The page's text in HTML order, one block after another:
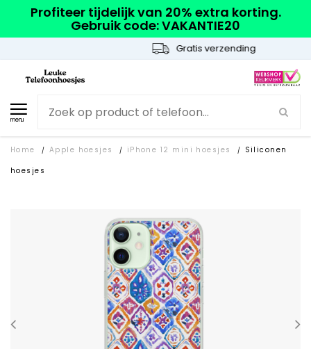
Profiteer tijdelijk van 20% extra korting.
Gebruik code: VAKANTIE20
Gratis verzending
menu
Home / Apple hoesjes / iPhone 12 mini hoesjes /
Siliconen
hoesjes